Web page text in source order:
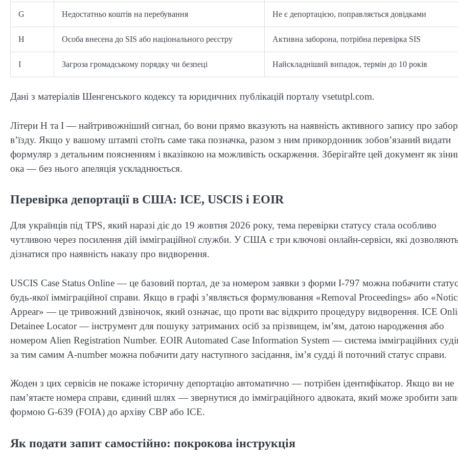
G Недостатньо коштів на перебування Не є депортацією, поправляється довідками
H Особа внесена до SIS або національного реєстру Активна заборона, потрібна перевірка SIS
I Загроза громадському порядку чи безпеці Найскладніший випадок, термін до 10 років
Дані з матеріалів Шенгенського кодексу та юридичних публікацій порталу vsetutpl.com.
Літери H та I — найтривожніший сигнал, бо вони прямо вказують на наявність активного запису про
в’їзду. Якщо у вашому штампі стоїть саме така позначка, разом з ним прикордонник зобов’язаний видати
формуляр з детальним поясненням і вказівкою на можливість оскарження. Зберігайте цей документ як
ока — без нього апеляція ускладнюється.
Перевірка депортації в США: ICE, USCIS і EOIR
Для українців під TPS, який наразі діє до 19 жовтня 2026 року, тема перевірки статусу стала особливо
чутливою через посилення дій імміграційної служби. У США є три ключові онлайн-сервіси, які дозволяють
дізнатися про наявність наказу про видворення.
USCIS Case Status Online — це базовий портал, де за номером заявки з форми I-797 можна побачити статус
будь-якої імміграційної справи. Якщо в графі з’являється формулювання «Removal Proceedings» або
Appear» — це тривожний дзвіночок, який означає, що проти вас відкрито процедуру видворення. ICE
Detainee Locator — інструмент для пошуку затриманих осіб за прізвищем, ім’ям, датою народження або
номером Alien Registration Number. EOIR Automated Case Information System — система імміграційних
за тим самим A-number можна побачити дату наступного засідання, ім’я судді й поточний статус справи.
Жоден з цих сервісів не покаже історичну депортацію автоматично — потрібен ідентифікатор. Якщо ви не
пам’ятаєте номера справи, єдиний шлях — звернутися до імміграційного адвоката, який може зробити
формою G-639 (FOIA) до архіву CBP або ICE.
Як подати запит самостійно: покрокова інструкція